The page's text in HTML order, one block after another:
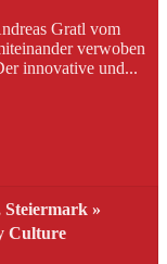
Gratl vom
verwoben
innovative und...
Steiermark »
Culture